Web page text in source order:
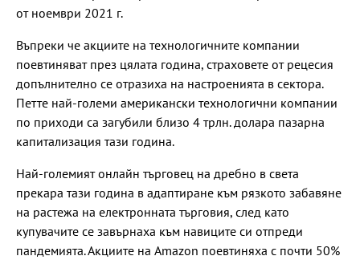
от ноември 2021 г.
Въпреки че акциите на технологичните компании
поевтиняват през цялата година, страховете от рецесия
допълнително се отразиха на настроенията в сектора.
Петте най-големи американски технологични компании
по приходи са загубили близо 4 трлн. долара пазарна
капитализация тази година.
Най-големият онлайн търговец на дребно в света
прекара тази година в адаптиране към рязкото забавяне
на растежа на електронната търговия, след като
купувачите се завърнаха към навиците си отпреди
пандемията. Акциите на Amazon поевтиняха с почти 50%